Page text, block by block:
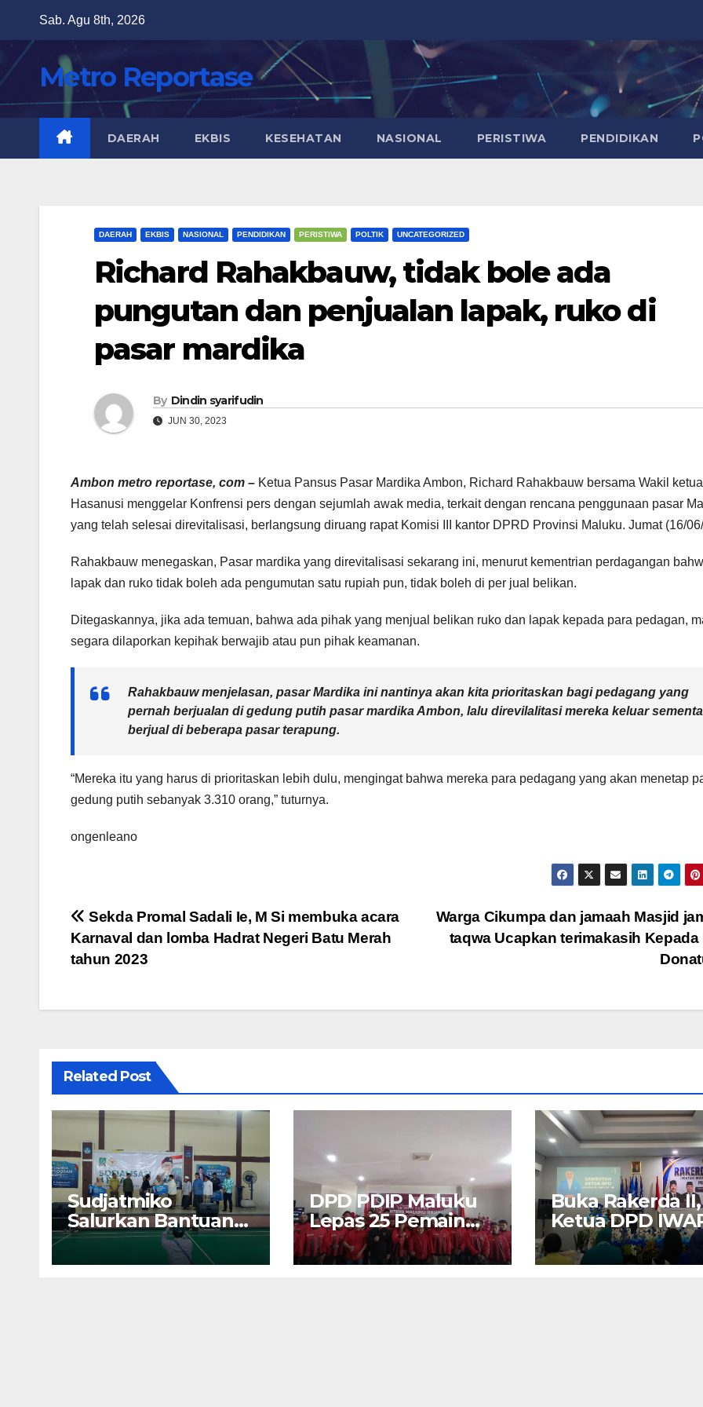
content
Sab. Agu 8th, 2026
Metro Reportase
DAERAH EKBIS KESEHATAN NASIONAL PERISTIWA PENDIDIKAN
DAERAH EKBIS NASIONAL PENDIDIKAN PERISTIWA POLTIK UNCATEGORIZED
Richard Rahakbauw, tidak bole ada
pungutan dan penjualan lapak, ruko di
pasar mardika
By Dindin syarifudin
JUN 30, 2023
Ambon metro reportase, com – Ketua Pansus Pasar Mardika Ambon, Richard Rahakbauw bersama Wakil
Hasanusi menggelar Konfrensi pers dengan sejumlah awak media, terkait dengan rencana penggunaan pasar
yang telah selesai direvitalisasi, berlangsung diruang rapat Komisi III kantor DPRD Provinsi Maluku. Jumat (16/
Rahakbauw menegaskan, Pasar mardika yang direvitalisasi sekarang ini, menurut kementrian perdagangan
lapak dan ruko tidak boleh ada pengumutan satu rupiah pun, tidak boleh di per jual belikan.
Ditegaskannya, jika ada temuan, bahwa ada pihak yang menjual belikan ruko dan lapak kepada para pedagan,
segara dilaporkan kepihak berwajib atau pun pihak keamanan.
Rahakbauw menjelasan, pasar Mardika ini nantinya akan kita prioritaskan bagi pedagang yang
pernah berjualan di gedung putih pasar mardika Ambon, lalu direvilalitasi mereka keluar
berjual di beberapa pasar terapung.
“Mereka itu yang harus di prioritaskan lebih dulu, mengingat bahwa mereka para pedagang yang akan menetap
gedung putih sebanyak 3.310 orang,” tuturnya.
ongenleano
Navigasi
pos
Warga Cikumpa dan jamaah Masjid
taqwa Ucapkan terimakasih Kepada
Sekda Promal Sadali Ie, M Si membuka acara
Karnaval dan lomba Hadrat Negeri Batu Merah
tahun 2023
Related Post
Sudjatmiko
Salurkan Bantuan
BSPS 250 Rumah
Direhap di Depok
DPD PDIP Maluku
Lepas 25 Pemain
U17 “Banteng
Maluku Raya” ke
Buka Rakerda II,
Ketua DPD
Maluku Nita Bin
Umar: